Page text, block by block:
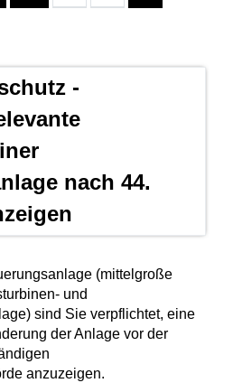
-
nach 44.
(mittelgroße
und
sind Sie verpflichtet, eine
der Anlage vor der
anzuzeigen.